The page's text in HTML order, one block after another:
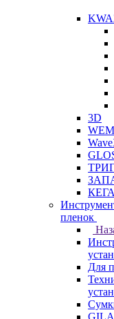
3D
КЕГА
пленок
Для